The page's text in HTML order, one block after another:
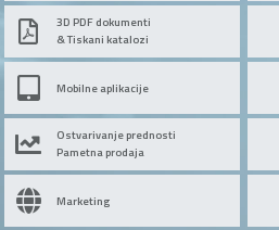
3D PDF dokumenti
& Tiskani katalozi
Mobilne aplikacije
Ostvarivanje prednosti
Pametna prodaja
Marketing